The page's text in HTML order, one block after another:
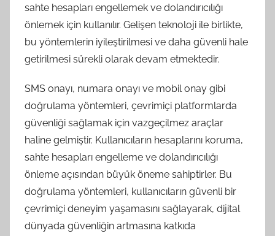
sahte hesapları engellemek ve dolandırıcılığı
önlemek için kullanılır. Gelişen teknoloji ile birlikte,
bu yöntemlerin iyileştirilmesi ve daha güvenli hale
getirilmesi sürekli olarak devam etmektedir.
SMS onayı, numara onayı ve mobil onay gibi
doğrulama yöntemleri, çevrimiçi platformlarda
güvenliği sağlamak için vazgeçilmez araçlar
haline gelmiştir. Kullanıcıların hesaplarını koruma,
sahte hesapları engelleme ve dolandırıcılığı
önleme açısından büyük öneme sahiptirler. Bu
doğrulama yöntemleri, kullanıcıların güvenli bir
çevrimiçi deneyim yaşamasını sağlayarak, dijital
dünyada güvenliğin artmasına katkıda